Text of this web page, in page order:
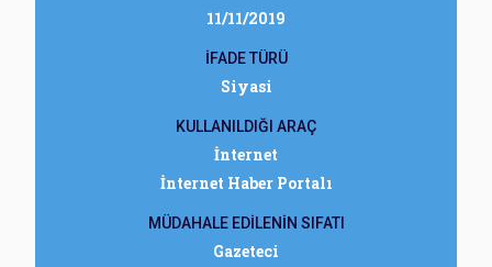
11/11/2019
İFADE TÜRÜ
Siyasi
KULLANILDIĞI ARAÇ
İnternet
İnternet Haber Portalı
MÜDAHALE EDİLENİN SIFATI
Gazeteci